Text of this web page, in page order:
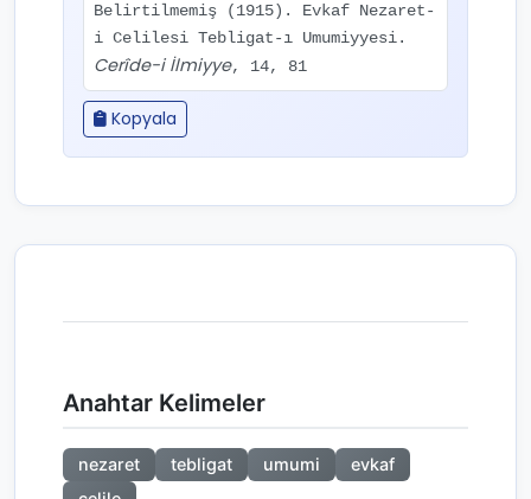
Belirtilmemiş (1915). Evkaf Nezaret-
i Celilesi Tebligat-ı Umumiyyesi.
Cerîde-i İlmiyye, 14, 81
Kopyala
Anahtar Kelimeler
nezaret tebligat umumi
evkaf